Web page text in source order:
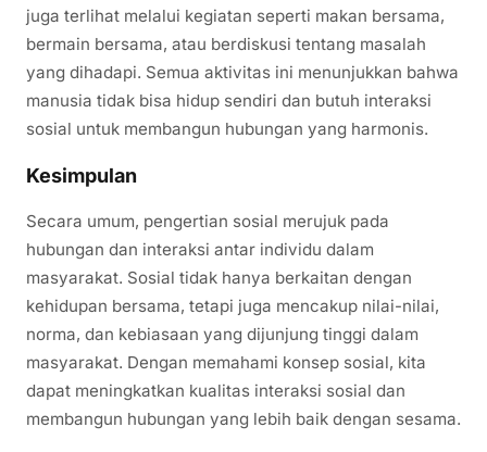
juga terlihat melalui kegiatan seperti makan bersama,
bermain bersama, atau berdiskusi tentang masalah
yang dihadapi. Semua aktivitas ini menunjukkan bahwa
manusia tidak bisa hidup sendiri dan butuh interaksi
sosial untuk membangun hubungan yang harmonis.
Kesimpulan
Secara umum, pengertian sosial merujuk pada
hubungan dan interaksi antar individu dalam
masyarakat. Sosial tidak hanya berkaitan dengan
kehidupan bersama, tetapi juga mencakup nilai-nilai,
norma, dan kebiasaan yang dijunjung tinggi dalam
masyarakat. Dengan memahami konsep sosial, kita
dapat meningkatkan kualitas interaksi sosial dan
membangun hubungan yang lebih baik dengan sesama.